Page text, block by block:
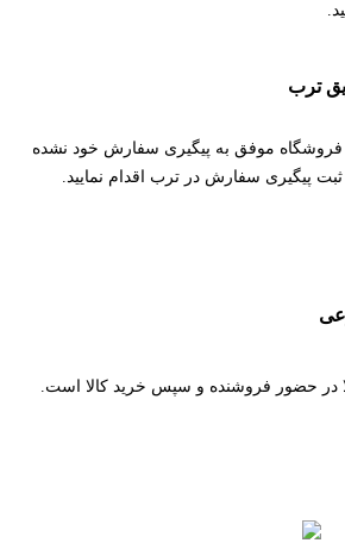
ترب
موفق به پیگیری سفارش خود نشده
ثبت پیگیری سفارش در ترب اقدام نمایید.
در حضور فروشنده و سپس خرید کالا است.